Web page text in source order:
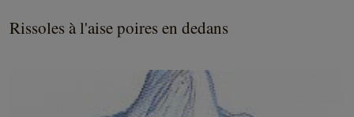
Rissoles à l'aise poires en dedans